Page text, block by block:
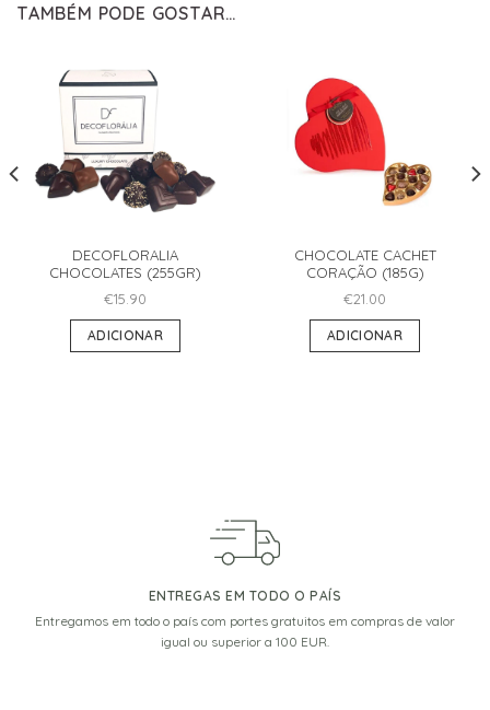
TAMBÉM PODE GOSTAR…
DECOFLORALIA
CHOCOLATES (255GR)
€15.90
ADICIONAR
CHOCOLATE CACHET
CORAÇÃO (185G)
€21.00
ADICIONAR
ENTREGAS EM TODO O PAÍS
Entregamos em todo o país com portes gratuitos em compras de valor
igual ou superior a 100 EUR.